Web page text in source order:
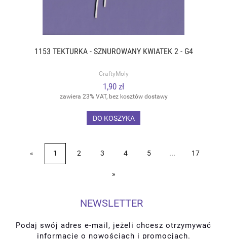
1153 TEKTURKA - SZNUROWANY KWIATEK 2 - G4
CraftyMoly
1,90 zł
zawiera 23% VAT, bez kosztów dostawy
DO KOSZYKA
« 1 2 3 4 5 ... 17
»
NEWSLETTER
Podaj swój adres e-mail, jeżeli chcesz otrzymywać
informacje o nowościach i promocjach.